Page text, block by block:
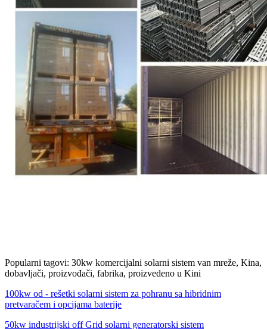
Popularni tagovi: 30kw komercijalni solarni sistem van mreže, Kina,
dobavljači, proizvođači, fabrika, proizvedeno u Kini
100kw od - rešetki solarni sistem za pohranu sa hibridnim
pretvaračem i opcijama baterije
50kw industrijski off Grid solarni generatorski sistem